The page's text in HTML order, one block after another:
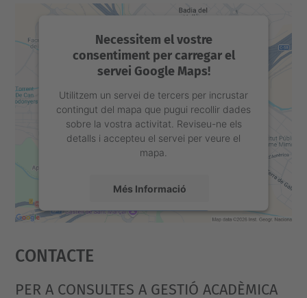
Necessitem el vostre
consentiment per carregar el
servei Google Maps!
Utilitzem un servei de tercers per incrustar
contingut del mapa que pugui recollir dades
sobre la vostra activitat. Reviseu-ne els
detalls i accepteu el servei per veure el
mapa.
Més Informació
powered by
Contacte
PER A CONSULTES A GESTIÓ ACADÈMICA